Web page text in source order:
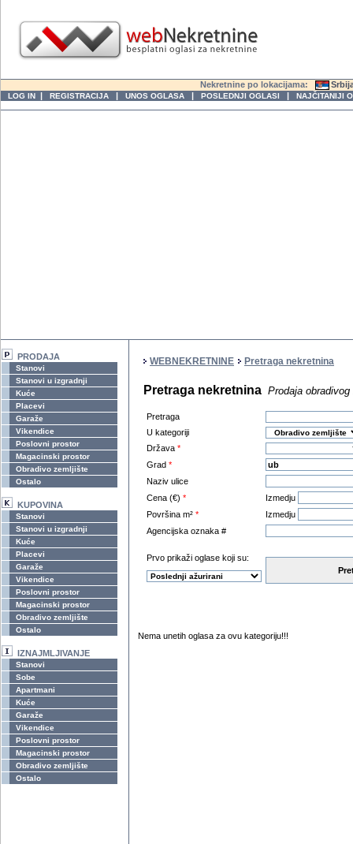
Nekretnine po lokacijama:
LOG IN | REGISTRACIJA | UNOS OGLASA | POSLEDNJI OGLASI | NAJČITANIJI
PRODAJA
Stanovi
Stanovi u izgradnji
Kuće
Placevi
Garaže
Vikendice
Poslovni prostor
Magacinski prostor
Obradivo zemljište
Ostalo
KUPOVINA
Stanovi
Stanovi u izgradnji
Kuće
Placevi
Garaže
Vikendice
Poslovni prostor
Magacinski prostor
Obradivo zemljište
Ostalo
IZNAJMLJIVANJE
Stanovi
Sobe
Apartmani
Kuće
Garaže
Vikendice
Poslovni prostor
Magacinski prostor
Obradivo zemljište
Ostalo
WEBNEKRETNINE Pretraga nekretnina
Pretraga nekretnina Prodaja
Pretraga
U kategoriji
Država *
Grad *
Naziv ulice
Cena (€) *
Izmedju
Površina m² *
Izmedju
Agencijska oznaka #
Prvo prikaži oglase koji su:
Nema unetih oglasa za ovu kategoriju!!!